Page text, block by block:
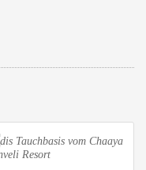
Tauchbasis vom Chaaya
Resort